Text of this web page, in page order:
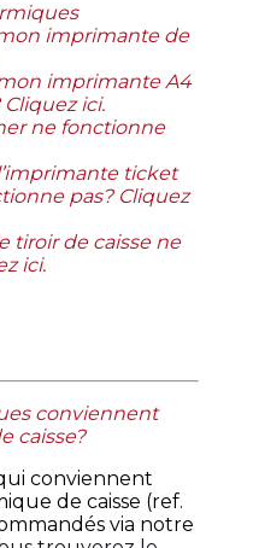
imprimante de
imprimante A4
ici.
ne fonctionne
ticket
pas? Cliquez
tiroir de caisse ne
ici.
conviennent
caisse?
conviennent
de caisse (ref.
via notre